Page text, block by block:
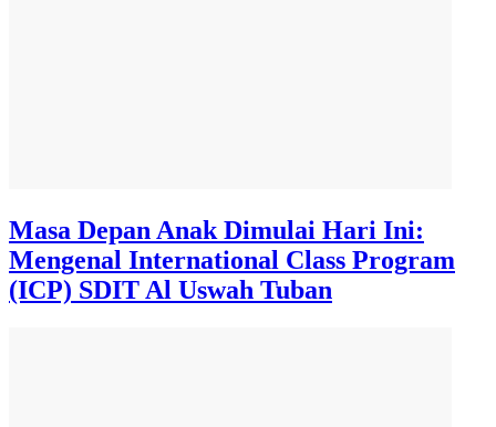
Masa Depan Anak Dimulai Hari Ini:
Mengenal International Class Program
(ICP) SDIT Al Uswah Tuban